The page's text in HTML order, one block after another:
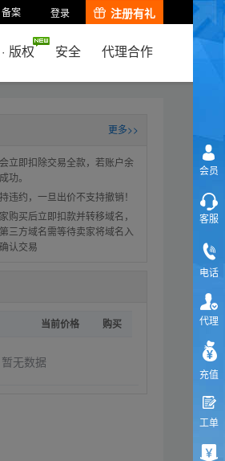
备案 登录 注册有礼
· 版权 安全 代理合作
更多>>
立即扣除交易全款，若账户余
功。
违约，一旦出价不支持撤销！
购买后立即扣款并转移域名，
三方域名需等待卖家将域名入
认交易
当前价格 购买
暂无数据
会员
客服
电话
代理
充值
工单